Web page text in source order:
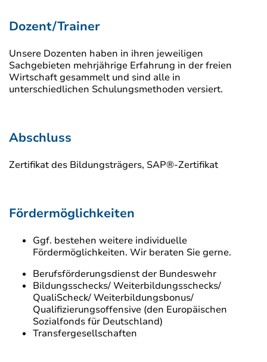
Dozent/Trainer
Unsere Dozenten haben in ihren jeweiligen
Sachgebieten mehrjährige Erfahrung in der freien
Wirtschaft gesammelt und sind alle in
unterschiedlichen Schulungsmethoden versiert.
Abschluss
Zertifikat des Bildungsträgers, SAP®-Zertifikat
Fördermöglichkeiten
Ggf. bestehen weitere individuelle
Fördermöglichkeiten. Wir beraten Sie gerne.
Berufsförderungsdienst der Bundeswehr
Bildungsschecks/ Weiterbildungsschecks/
QualiScheck/ Weiterbildungsbonus/
Qualifizierungsoffensive (den Europäischen
Sozialfonds für Deutschland)
Transfergesellschaften